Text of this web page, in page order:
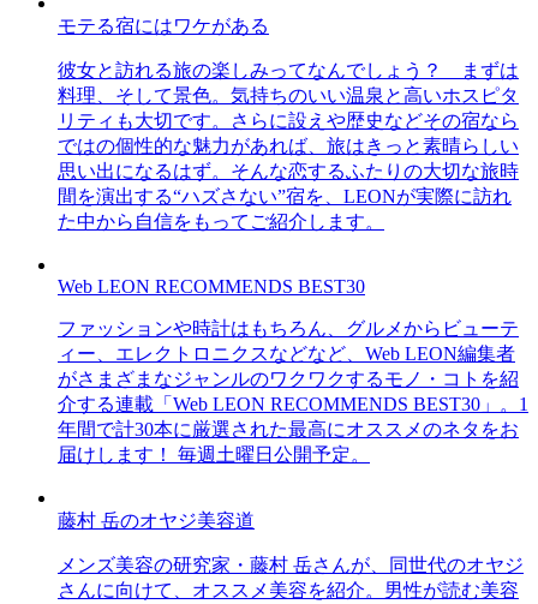
モテる宿にはワケがある
彼女と訪れる旅の楽しみってなんでしょう？ まずは
料理、そして景色。気持ちのいい温泉と高いホスピタ
リティも大切です。さらに設えや歴史などその宿なら
ではの個性的な魅力があれば、旅はきっと素晴らしい
思い出になるはず。そんな恋するふたりの大切な旅時
間を演出する“ハズさない”宿を、LEONが実際に訪れ
た中から自信をもってご紹介します。
Web LEON RECOMMENDS BEST30
ファッションや時計はもちろん、グルメからビューテ
ィー、エレクトロニクスなどなど、Web LEON編集者
がさまざまなジャンルのワクワクするモノ・コトを紹
介する連載「Web LEON RECOMMENDS BEST30」。1
年間で計30本に厳選された最高にオススメのネタをお
届けします！ 毎週土曜日公開予定。
藤村 岳のオヤジ美容道
メンズ美容の研究家・藤村 岳さんが、同世代のオヤジ
さんに向けて、オススメ美容を紹介。男性が読む美容